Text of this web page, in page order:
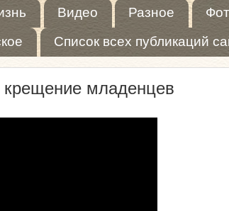
Видео Разное
Список всех публикаций
крещение младенцев